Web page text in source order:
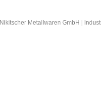
Nikitscher Metallwaren GmbH |